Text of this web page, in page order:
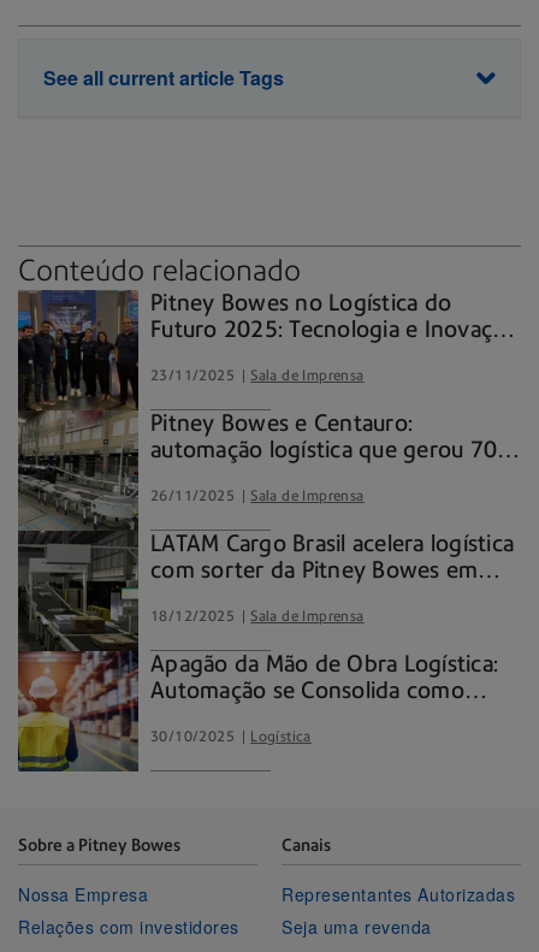
See all current article Tags
Conteúdo relacionado
Pitney Bowes no Logística do
Futuro 2025: Tecnologia e Inovação
Logística
23/11/2025 Sala de Imprensa
Pitney Bowes e Centauro:
automação logística que gerou 70%
26/11/2025 Sala de Imprensa
LATAM Cargo Brasil acelera logística
com sorter da Pitney Bowes em
18/12/2025 Sala de Imprensa
Apagão da Mão de Obra Logística:
Automação se Consolida como
30/10/2025 Logística
Sobre a Pitney Bowes
Nossa Empresa
Relações com investidores
Canais
Representantes Autorizadas
Seja uma revenda